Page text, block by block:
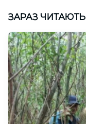
ЗАРАЗ ЧИТАЮТЬ